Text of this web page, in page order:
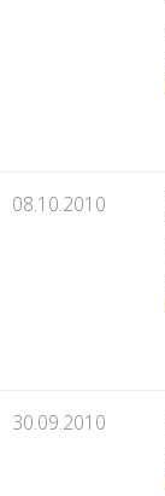
08.10.2010
30.09.2010